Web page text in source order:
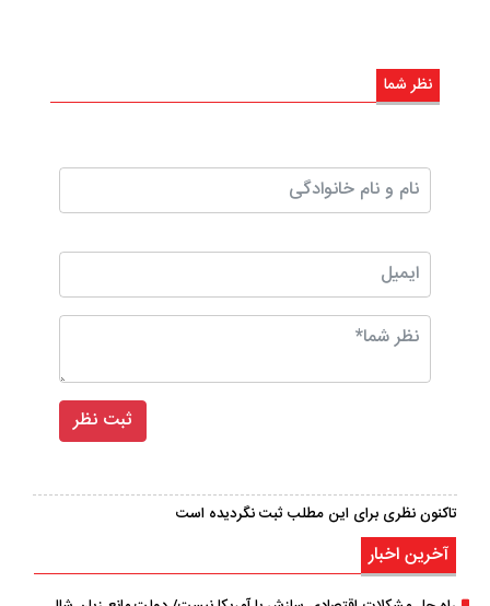
نظر شما
تاکنون نظری برای این مطلب ثبت نگردیده است
آخرین اخبار